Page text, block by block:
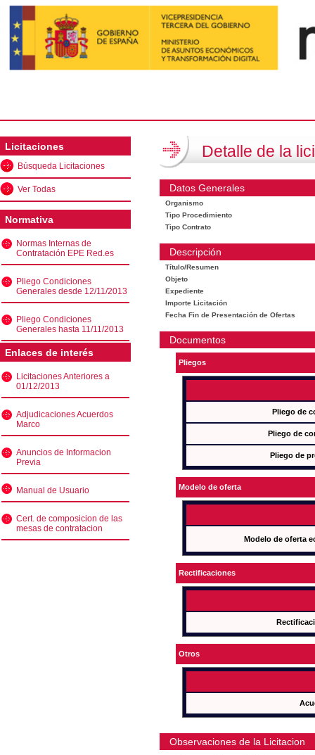
Licitaciones
Búsqueda Licitaciones
Ver Todas
Normativa
Normas Internas de
Contratación EPE Red.es
Pliego Condiciones
Generales desde 12/11/2013
Pliego Condiciones
Generales hasta 11/11/2013
Enlaces de interés
Licitaciones Anteriores a
01/12/2013
Adjudicaciones Acuerdos
Marco
Anuncios de Informacion
Previa
Manual de Usuario
Cert. de composicion de las
mesas de contratacion
Detalle de la
Datos Generales
Organismo
Tipo Procedimiento
Tipo Contrato
Descripción
Título/Resumen
Objeto
Expediente
Importe Licitación
Fecha Fin de Presentación de Ofertas
Documentos
Pliegos
Pliego de
Pliego de
Pliego de
Modelo de oferta
Modelo de oferta
Rectificaciones
Otros
Observaciones de la Licitacion